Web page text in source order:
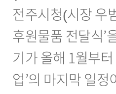
전주시청(시장 우
후원물품 전달식’
기가 올해 1월부
업’의 마지막 일